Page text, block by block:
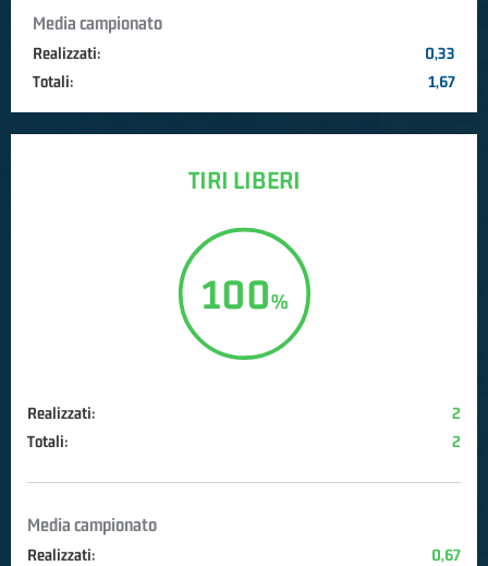
Media campionato
Realizzati:
0,33
Totali:
1,67
TIRI LIBERI
100
Realizzati:
2
Totali:
2
Media campionato
Realizzati:
0,67